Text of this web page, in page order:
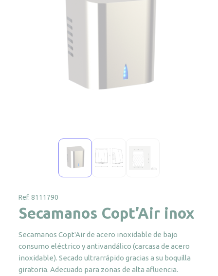
Ref. 8111790
Secamanos Copt’Air inox
Secamanos Copt'Air de acero inoxidable de bajo
consumo eléctrico y antivandálico (carcasa de acero
inoxidable). Secado ultrarrápido gracias a su boquilla
giratoria. Adecuado para zonas de alta afluencia.